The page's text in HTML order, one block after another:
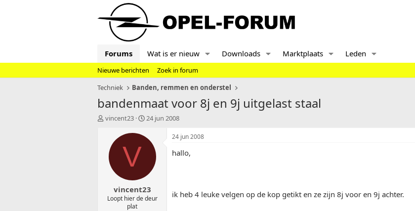
Forums Wat is er nieuw Downloads Marktplaats Leden
Nieuwe berichten
Zoek in forum
Techniek
Banden, remmen en onderstel
bandenmaat voor 8j en 9j uitgelast staal
T
vincent23
S
a
u
m
24 jun 2008
V
vincent23
Loopt hier de deur
plat
24 jun 2008
hallo,
ik heb 4 leuke velgen op de kop getikt en ze zijn 8j voor en 9j achter.